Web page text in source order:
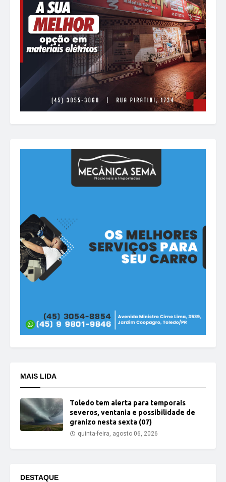
MAIS LIDA
Toledo tem alerta para temporais
severos, ventania e possibilidade de
granizo nesta sexta (07)
quinta-feira, agosto 06, 2026
DESTAQUE